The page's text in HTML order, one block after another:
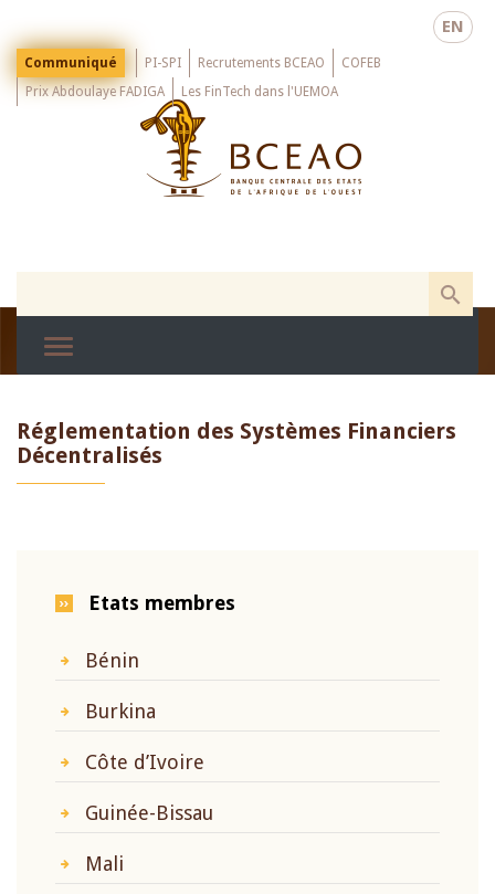
main
EN
Menu
Top
Communiqué PI-SPI Recrutements BCEAO
COFEB
Prix Abdoulaye FADIGA
Les FinTech dans l'UEMOA
Réglementation des Systèmes Financiers
Décentralisés
Etats membres
Bénin
Burkina
Côte d’Ivoire
Guinée-Bissau
Mali